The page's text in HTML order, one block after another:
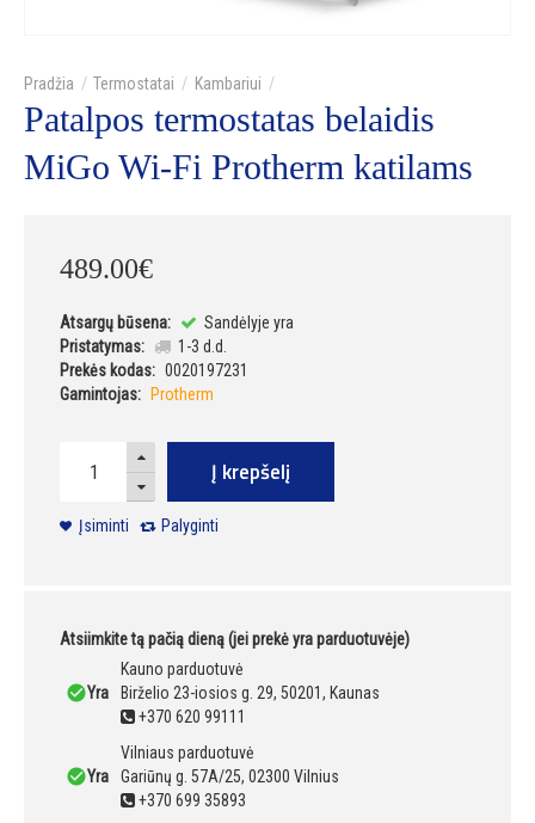
Termostatai Kambariui
Patalpos termostatas belaidis
MiGo Wi-Fi Protherm katilams
489.00€
Atsargų būsena:
Sandėlyje yra
Pristatymas:
1-3 d.d.
Prekės kodas: 0020197231
Gamintojas:
Protherm
Į krepšelį
Įsiminti Palyginti
Atsiimkite tą pačią dieną (jei prekė yra parduotuvėje)
Yra
Kauno parduotuvė
Birželio 23-iosios g. 29, 50201, Kaunas
+370 620 99111
Yra
Vilniaus parduotuvė
Gariūnų g. 57A/25, 02300 Vilnius
+370 699 35893